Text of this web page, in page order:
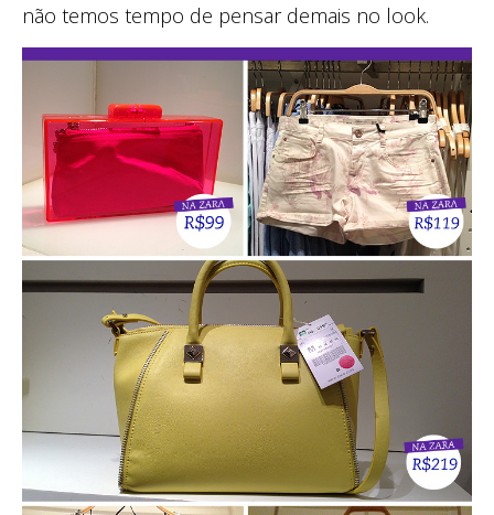
não temos tempo de pensar demais no look.